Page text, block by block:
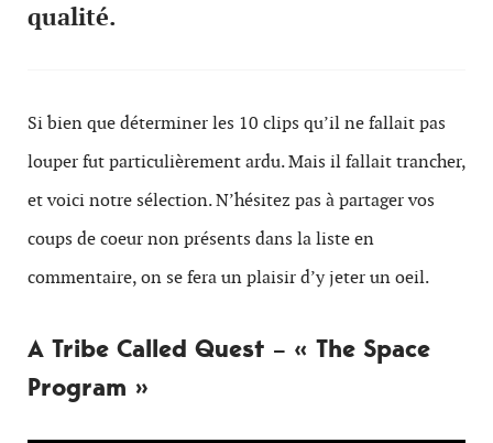
qualité.
Si bien que déterminer les 10 clips qu’il ne fallait pas
louper fut particulièrement ardu. Mais il fallait trancher,
et voici notre sélection. N’hésitez pas à partager vos
coups de coeur non présents dans la liste en
commentaire, on se fera un plaisir d’y jeter un oeil.
A Tribe Called Quest – « The Space
Program »